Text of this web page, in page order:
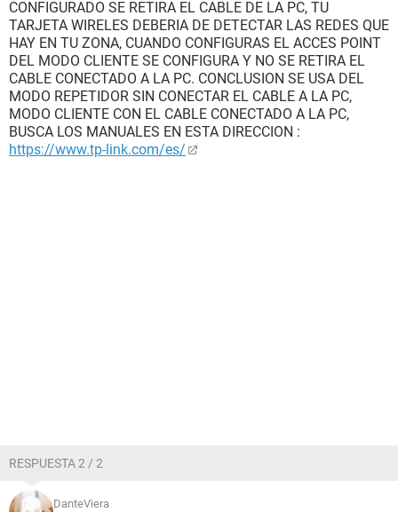
CONFIGURADO SE RETIRA EL CABLE DE LA PC, TU
TARJETA WIRELES DEBERIA DE DETECTAR LAS REDES QUE
HAY EN TU ZONA, CUANDO CONFIGURAS EL ACCES POINT
DEL MODO CLIENTE SE CONFIGURA Y NO SE RETIRA EL
CABLE CONECTADO A LA PC. CONCLUSION SE USA DEL
MODO REPETIDOR SIN CONECTAR EL CABLE A LA PC,
MODO CLIENTE CON EL CABLE CONECTADO A LA PC,
BUSCA LOS MANUALES EN ESTA DIRECCION :
https://www.tp-link.com/es/
RESPUESTA 2 / 2
DanteViera